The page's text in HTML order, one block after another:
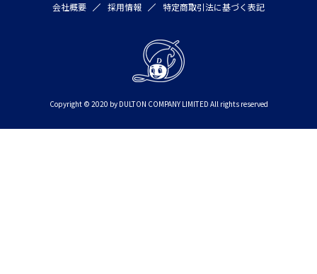
会社概要
採用情報 特定商取引法に基づく表記
Copyright © 2020 by DULTON COMPANY LIMITED All rights reserved